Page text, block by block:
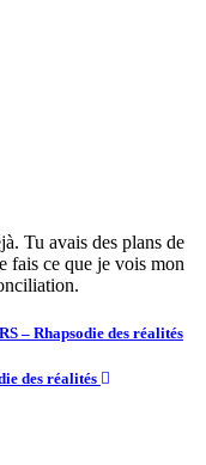
Tu avais des plans de
fais ce que je vois mon
– Rhapsodie des réalités
des réalités